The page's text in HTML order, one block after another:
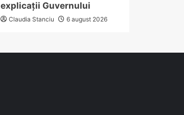
explicații Guvernului
Claudia Stanciu 6 august 2026